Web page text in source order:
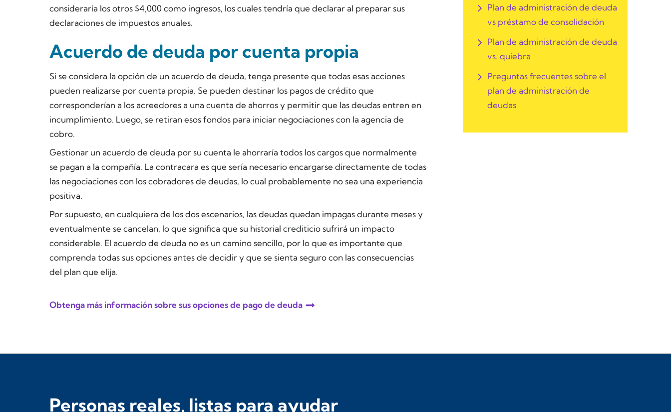
consideraría los otros $4,000 como ingresos, los cuales tendría que declarar al preparar sus
declaraciones de impuestos anuales.
Acuerdo de deuda por cuenta propia
Si se considera la opción de un acuerdo de deuda, tenga presente que todas esas acciones
pueden realizarse por cuenta propia. Se pueden destinar los pagos de crédito que
corresponderían a los acreedores a una cuenta de ahorros y permitir que las deudas entren en
incumplimiento. Luego, se retiran esos fondos para iniciar negociaciones con la agencia de
cobro.
Gestionar un acuerdo de deuda por su cuenta le ahorraría todos los cargos que normalmente
se pagan a la compañía. La contracara es que sería necesario encargarse directamente de todas
las negociaciones con los cobradores de deudas, lo cual probablemente no sea una experiencia
positiva.
Por supuesto, en cualquiera de los dos escenarios, las deudas quedan impagas durante meses y
eventualmente se cancelan, lo que significa que su historial crediticio sufrirá un impacto
considerable. El acuerdo de deuda no es un camino sencillo, por lo que es importante que
comprenda todas sus opciones antes de decidir y que se sienta seguro con las consecuencias
del plan que elija.
Obtenga más información sobre sus opciones de pago de deuda
Plan de administración de deuda
vs préstamo de consolidación
Plan de administración de deuda
vs. quiebra
Preguntas frecuentes sobre el
plan de administración de
deudas
Personas reales, listas para ayudar